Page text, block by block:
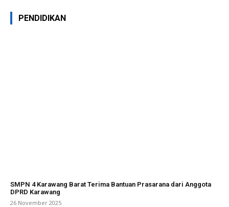
PENDIDIKAN
SMPN 4 Karawang Barat Terima Bantuan Prasarana dari Anggota
DPRD Karawang
26 November 2025